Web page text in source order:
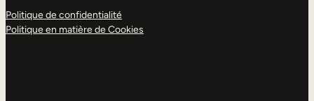
Politique de confidentialité
Politique en matière de Cookies